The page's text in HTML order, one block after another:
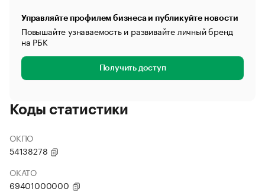
Управляйте профилем бизнеса и публикуйте новости
Повышайте узнаваемость и развивайте личный бренд
на РБК
Получить доступ
Коды статистики
ОКПО
54138278
ОКАТО
69401000000